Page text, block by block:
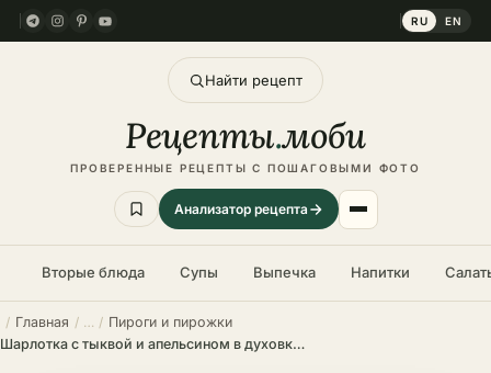
RU EN
Найти рецепт
Рецепты.моби
ПРОВЕРЕННЫЕ РЕЦЕПТЫ С ПОШАГОВЫМИ ФОТО
Анализатор рецепта
Вторые блюда Супы Выпечка Напитки
Главная
Пироги и пирожки
Шарлотка с тыквой и апельсином в духовке – пошаговый рецепт в домашних условиях